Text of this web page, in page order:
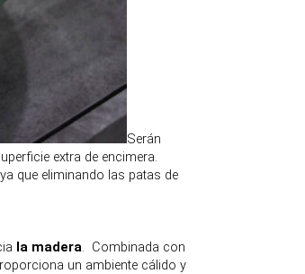
Serán
extra de encimera.
que eliminando las patas de
la madera. Combinada con
un ambiente cálido y